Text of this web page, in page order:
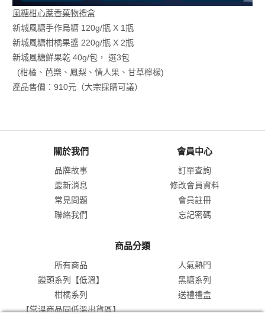
風糖柑心蔗香菓物禮盒
新城風糖手作烏糖 120g/瓶 X 1瓶
新城風糖柑橘果醬 220g/瓶 X 2瓶
新城風糖鮮果乾 40g/包， 選3包
(柑橘、芭樂、鳳梨、情人果、甘草檸檬)
產品售價：910元（大宗採購可議）
關於我們
品牌故事
最新消息
常見問題
聯絡我們
會員中心
訂單查詢
修改會員資料
會員註冊
忘記密碼
商品分類
所有商品
人氣熱門
饅頭系列【低溫】
黑糖系列
柑橘系列
送禮禮盒
【常溫商品同低溫出貨區】